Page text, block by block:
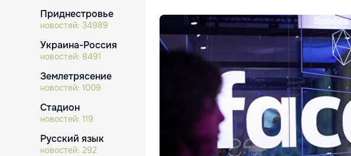
Приднестровье
новостей: 34989
Украина-Россия
новостей: 8491
Землетрясение
новостей: 1009
Стадион
новостей: 119
Русский язык
новостей: 292